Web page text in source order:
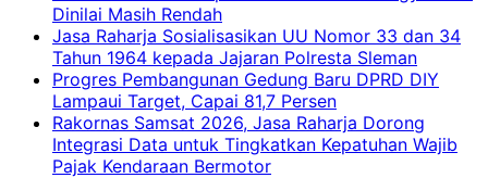
Dinilai Masih Rendah
Jasa Raharja Sosialisasikan UU Nomor 33 dan 34
Tahun 1964 kepada Jajaran Polresta Sleman
Progres Pembangunan Gedung Baru DPRD DIY
Lampaui Target, Capai 81,7 Persen
Rakornas Samsat 2026, Jasa Raharja Dorong
Integrasi Data untuk Tingkatkan Kepatuhan Wajib
Pajak Kendaraan Bermotor